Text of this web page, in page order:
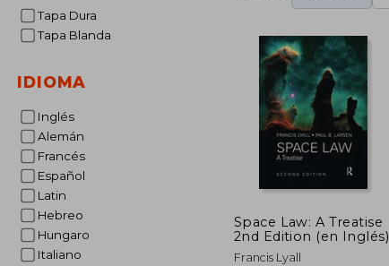
Tapa Dura
Tapa Blanda
IDIOMA
Inglés
Alemán
Francés
Español
Latin
Hebreo
Hungaro
Italiano
Space Law: A Treatise
2nd Edition (en Inglés)
Francis Lyall